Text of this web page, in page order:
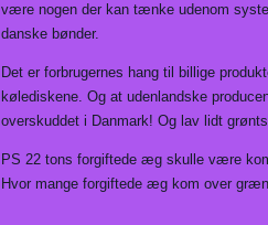
være nogen der kan tænke udenom
danske bønder.
Det er forbrugernes hang til billige
kølediskene. Og at udenlandske
overskuddet i Danmark! Og lav lidt
PS 22 tons forgiftede æg skulle være
Hvor mange forgiftede æg kom over